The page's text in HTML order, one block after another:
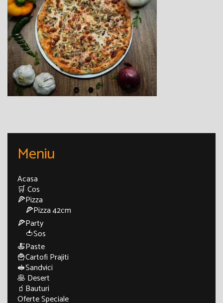
Meniu
Acasa
🛒 Cos
🍕Pizza
🍕Pizza 42cm
🍕Party
🍅Sos
🍝Paste
🍟Cartofi Prajiti
🥪Sandvici
🥞 Desert
🧃Bauturi
Oferte Speciale